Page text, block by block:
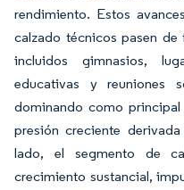
rendimiento. Estos
calzado técnicos pasen
incluidos gimnasios,
educativas y reuniones
dominando como
presión creciente
lado, el segmento de
crecimiento sustancial,